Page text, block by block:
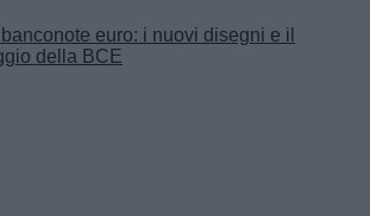
euro: i nuovi disegni e il
della BCE